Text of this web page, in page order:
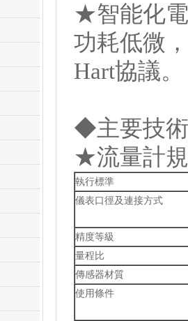
★智能化
功耗低微
Hart協議。
◆主要技
★流量計
執行標準
儀表口徑及連接方式
精度等級
量程比
傳感器材質
使用條件